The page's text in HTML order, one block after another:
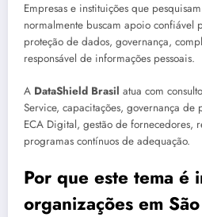
Empresas e instituições que
normalmente buscam apoio
proteção de dados, governança,
responsável de informações pessoais.
A DataShield Brasil atua com
Service, capacitações, governança de
ECA Digital, gestão de fornecedores,
programas contínuos de adequação.
Por que este tema é
organizações em